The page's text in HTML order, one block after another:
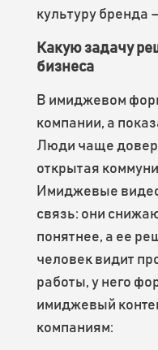
культуру бренда
Какую задачу
бизнеса
В имиджевом
компании, а
Люди чаще
открытая
Имиджевые
связь: они
понятнее, а ее
человек видит
работы, у него
имиджевый
компаниям: